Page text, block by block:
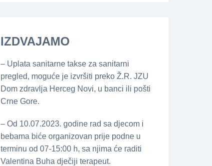
IZDVAJAMO
– Uplata sanitarne takse za sanitarni
pregled, moguće je izvršiti preko Ž.R. JZU
Dom zdravlja Herceg Novi, u banci ili pošti
Crne Gore.
– Od 10.07.2023. godine rad sa djecom i
bebama biće organizovan prije podne u
terminu od 07-15:00 h, sa njima će raditi
Valentina Buha dječiji terapeut.